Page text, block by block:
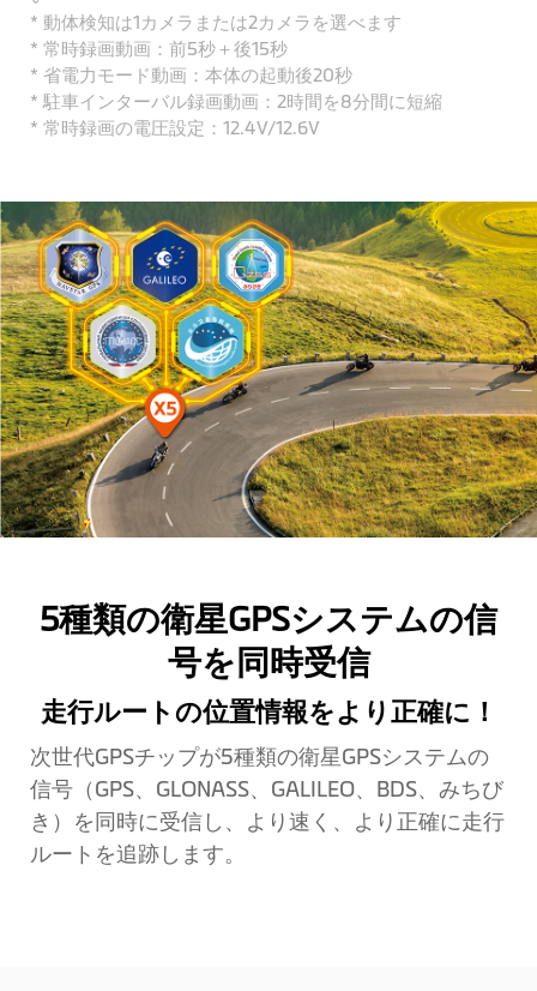
* 動体検知は1カメラまたは2カメラを選べます
* 常時録画動画：前5秒＋後15秒
* 省電力モード動画：本体の起動後20秒
* 駐車インターバル録画動画：2時間を8分間に短縮
* 常時録画の電圧設定：12.4V/12.6V
5種類の衛星GPSシステムの信
号を同時受信
走行ルートの位置情報をより正確に！
次世代GPSチップが5種類の衛星GPSシステムの
信号（GPS、GLONASS、GALILEO、BDS、みちび
き）を同時に受信し、より速く、より正確に走行
ルートを追跡します。